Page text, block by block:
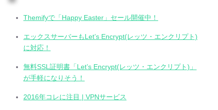
Themifyで「Happy Easter」セール開催中！
エックスサーバーもLet’s Encrypt(レッツ・エンクリプト)
に対応！
無料SSL証明書「Let’s Encrypt(レッツ・エンクリプト)」
が手軽になりそう！
2016年コレに注目 | VPNサービス